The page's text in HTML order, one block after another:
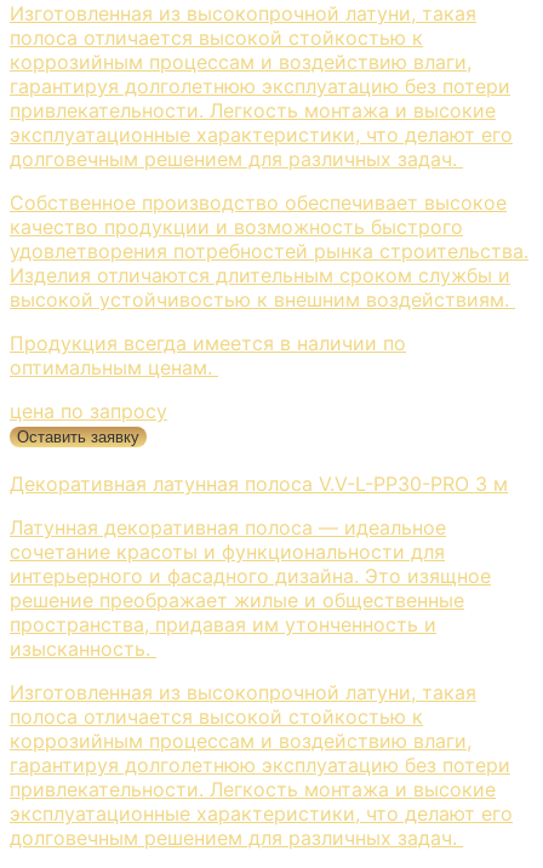
Изготовленная из высокопрочной латуни, такая
полоса отличается высокой стойкостью к
коррозийным процессам и воздействию влаги,
гарантируя долголетнюю эксплуатацию без потери
привлекательности. Легкость монтажа и высокие
эксплуатационные характеристики, что делают его
долговечным решением для различных задач.
Собственное производство обеспечивает высокое
качество продукции и возможность быстрого
удовлетворения потребностей рынка строительства.
Изделия отличаются длительным сроком службы и
высокой устойчивостью к внешним воздействиям.
Продукция всегда имеется в наличии по
оптимальным ценам.
цена по запросу
Оставить заявку
Декоративная латунная полоса V.V-L-PP30-PRO 3 м
Латунная декоративная полоса — идеальное
сочетание красоты и функциональности для
интерьерного и фасадного дизайна. Это изящное
решение преображает жилые и общественные
пространства, придавая им утонченность и
изысканность.
Изготовленная из высокопрочной латуни, такая
полоса отличается высокой стойкостью к
коррозийным процессам и воздействию влаги,
гарантируя долголетнюю эксплуатацию без потери
привлекательности. Легкость монтажа и высокие
эксплуатационные характеристики, что делают его
долговечным решением для различных задач.